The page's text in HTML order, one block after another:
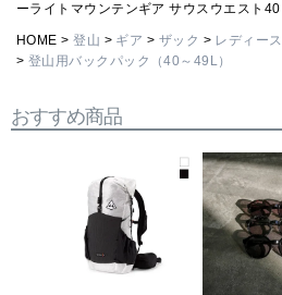
ーライトマウンテンギア サウスウエスト40
HOME 登山 ギア ザック
レディース
登山用バックパック（40～49L）
おすすめ商品